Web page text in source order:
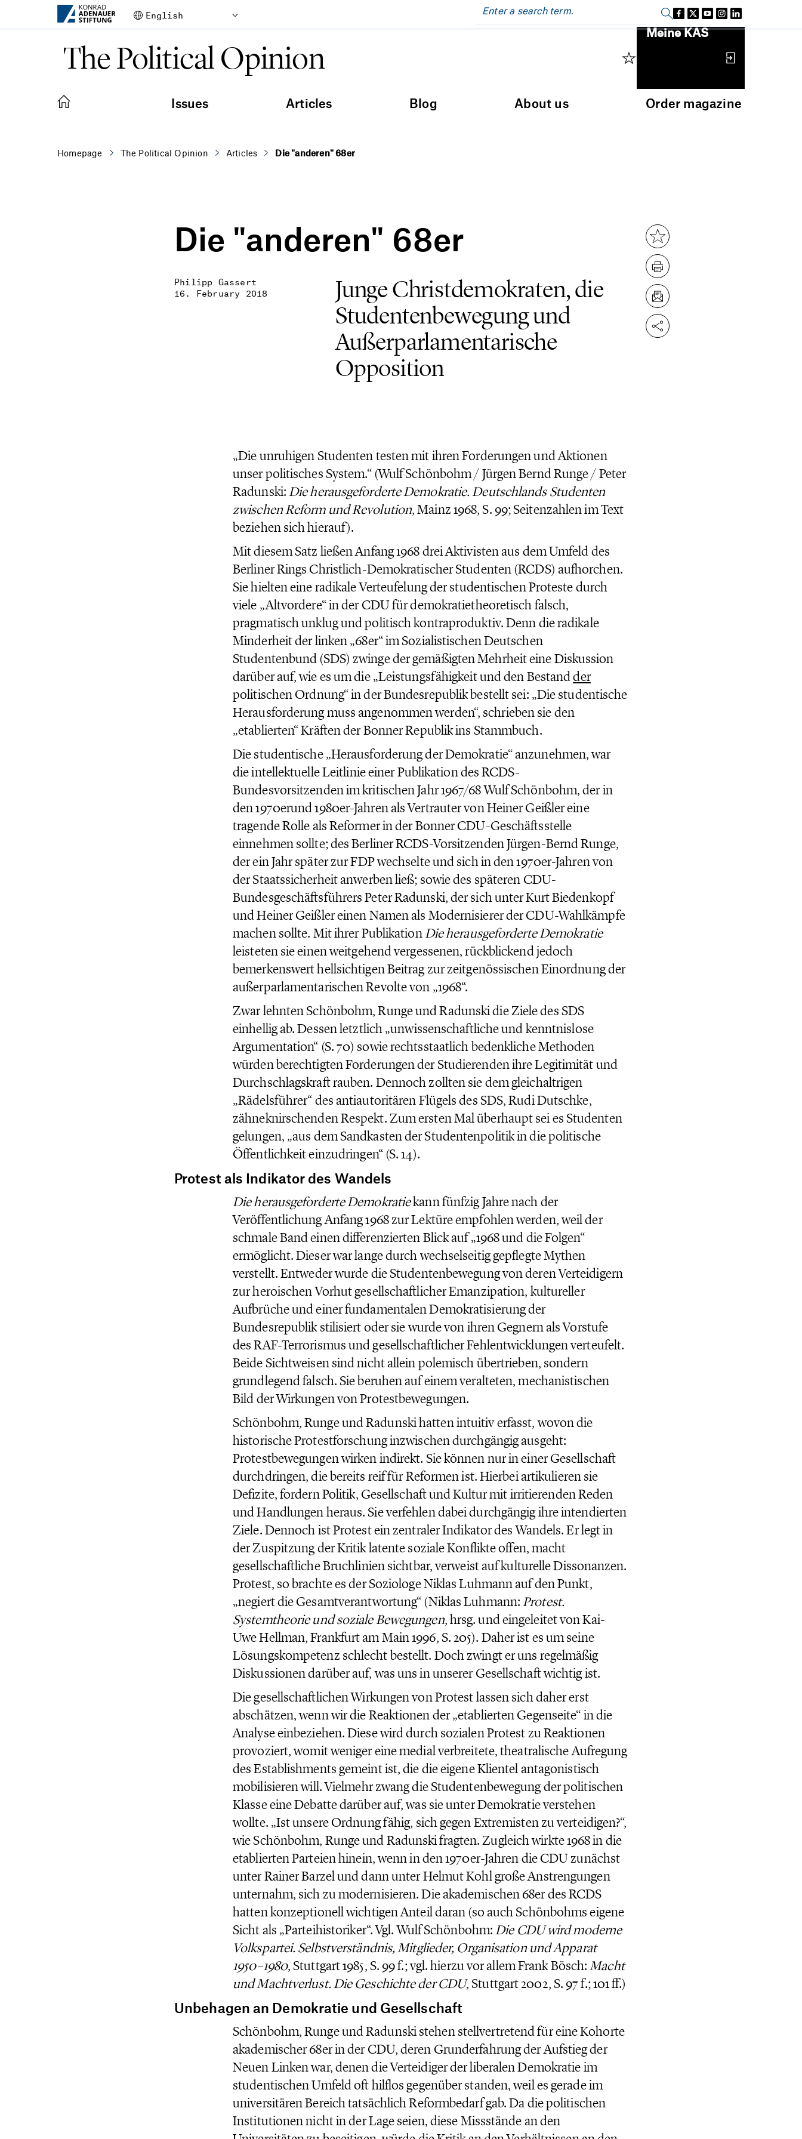
Skip to Main Content
The Political Opinion
Sign in
Meine KAS
Issues Articles Blog About us Order magazine
Homepage The Political Opinion Articles Die "anderen" 68er
Die "anderen" 68er
Philipp Gassert
16. February 2018
Junge Christdemokraten, die
Studentenbewegung und
Außerparlamentarische
Opposition
„Die unruhigen Studenten testen mit ihren Forderungen und Aktionen
unser politisches System.“ (Wulf Schönbohm / Jürgen Bernd Runge / Peter
Radunski:Die herausgeforderte Demokratie. Deutschlands Studenten
zwischen Reform und Revolution, Mainz 1968, S. 99; Seitenzahlen im Text
beziehen sich hierauf).
Mit diesem Satz ließen Anfang 1968 drei Aktivisten aus dem Umfeld des
Berliner Rings Christlich-Demokratischer Studenten (RCDS) aufhorchen.
Sie hielten eine radikale Verteufelung der studentischen Proteste durch
viele „Altvordere“ in der CDU für demokratietheoretisch falsch,
pragmatisch unklug und politisch kontraproduktiv. Denn die radikale
Minderheit der linken „68er“ im Sozialistischen Deutschen
Studentenbund (SDS) zwinge der gemäßigten Mehrheit eine Diskussion
darüber auf, wie es um die „Leistungsfähigkeit und den Bestandder
politischen Ordnung“ in der Bundesrepublik bestellt sei: „Die studentische
Herausforderung muss angenommen werden“, schrieben sie den
„etablierten“ Kräften der Bonner Republik ins Stammbuch.
Die studentische „Herausforderung der Demokratie“ anzunehmen, war
die intellektuelle Leitlinie einer Publikation des RCDS-
Bundesvorsitzenden im kritischen Jahr 1967/68 Wulf Schönbohm, der in
den 1970erund 1980er-Jahren als Vertrauter von Heiner Geißler eine
tragende Rolle als Reformer in der Bonner CDU-Geschäftsstelle
einnehmen sollte; des Berliner RCDS-Vorsitzenden Jürgen-Bernd Runge,
der ein Jahr später zur FDP wechselte und sich in den 1970er-Jahren von
der Staatssicherheit anwerben ließ; sowie des späteren CDU-
Bundesgeschäftsführers Peter Radunski, der sich unter Kurt Biedenkopf
und Heiner Geißler einen Namen als Modernisierer der CDU-Wahlkämpfe
machen sollte. Mit ihrer PublikationDie herausgeforderte Demokratie
leisteten sie einen weitgehend vergessenen, rückblickend jedoch
bemerkenswert hellsichtigen Beitrag zur zeitgenössischen Einordnung der
außerparlamentarischen Revolte von „1968“.
Zwar lehnten Schönbohm, Runge und Radunski die Ziele des SDS
einhellig ab. Dessen letztlich „unwissenschaftliche und kenntnislose
Argumentation“ (S. 70) sowie rechtsstaatlich bedenkliche Methoden
würden berechtigten Forderungen der Studierenden ihre Legitimität und
Durchschlagskraft rauben. Dennoch zollten sie dem gleichaltrigen
„Rädelsführer“ des antiautoritären Flügels des SDS, Rudi Dutschke,
zähneknirschenden Respekt. Zum ersten Mal überhaupt sei es Studenten
gelungen, „aus dem Sandkasten der Studentenpolitik in die politische
Öffentlichkeit einzudringen“ (S. 14).
Protest als Indikator des Wandels
Die herausgeforderte Demokratiekann fünfzig Jahre nach der
Veröffentlichung Anfang 1968 zur Lektüre empfohlen werden, weil der
schmale Band einen differenzierten Blick auf „1968 und die Folgen“
ermöglicht. Dieser war lange durch wechselseitig gepflegte Mythen
verstellt. Entweder wurde die Studentenbewegung von deren Verteidigern
zur heroischen Vorhut gesellschaftlicher Emanzipation, kultureller
Aufbrüche und einer fundamentalen Demokratisierung der
Bundesrepublik stilisiert oder sie wurde von ihren Gegnern als Vorstufe
des RAF-Terrorismus und gesellschaftlicher Fehlentwicklungen verteufelt.
Beide Sichtweisen sind nicht allein polemisch übertrieben, sondern
grundlegend falsch. Sie beruhen auf einem veralteten, mechanistischen
Bild der Wirkungen von Protestbewegungen.
Schönbohm, Runge und Radunski hatten intuitiv erfasst, wovon die
historische Protestforschung inzwischen durchgängig ausgeht:
Protestbewegungen wirken indirekt. Sie können nur in einer Gesellschaft
durchdringen, die bereits reif für Reformen ist. Hierbei artikulieren sie
Defizite, fordern Politik, Gesellschaft und Kultur mit irritierenden Reden
und Handlungen heraus. Sie verfehlen dabei durchgängig ihre intendierten
Ziele. Dennoch ist Protest ein zentraler Indikator des Wandels. Er legt in
der Zuspitzung der Kritik latente soziale Konflikte offen, macht
gesellschaftliche Bruchlinien sichtbar, verweist auf kulturelle Dissonanzen.
Protest, so brachte es der Soziologe Niklas Luhmann auf den Punkt,
„negiert die Gesamtverantwortung“ (Niklas Luhmann:Protest.
Systemtheorie und soziale Bewegungen, hrsg. und eingeleitet von Kai-
Uwe Hellman, Frankfurt am Main 1996, S. 205). Daher ist es um seine
Lösungskompetenz schlecht bestellt. Doch zwingt er uns regelmäßig
Diskussionen darüber auf, was uns in unserer Gesellschaft wichtig ist.
Die gesellschaftlichen Wirkungen von Protest lassen sich daher erst
abschätzen, wenn wir die Reaktionen der „etablierten Gegenseite“ in die
Analyse einbeziehen. Diese wird durch sozialen Protest zu Reaktionen
provoziert, womit weniger eine medial verbreitete, theatralische Aufregung
des Establishments gemeint ist, die die eigene Klientel antagonistisch
mobilisieren will. Vielmehr zwang die Studentenbewegung der politischen
Klasse eine Debatte darüber auf, was sie unter Demokratie verstehen
wollte. „Ist unsere Ordnung fähig, sich gegen Extremisten zu verteidigen?“,
wie Schönbohm, Runge und Radunski fragten. Zugleich wirkte 1968 in die
etablierten Parteien hinein, wenn in den 1970er-Jahren die CDU zunächst
unter Rainer Barzel und dann unter Helmut Kohl große Anstrengungen
unternahm, sich zu modernisieren. Die akademischen 68er des RCDS
hatten konzeptionell wichtigen Anteil daran (so auch Schönbohms eigene
Sicht als „Parteihistoriker“. Vgl. Wulf Schönbohm:Die CDU wird moderne
Volkspartei. Selbstverständnis, Mitglieder, Organisation und Apparat
1950–1980, Stuttgart 1985, S. 99 f.; vgl. hierzu vor allem Frank Bösch:Macht
und Machtverlust. Die Geschichte der CDU, Stuttgart 2002, S. 97 f.; 101 ff.)
Unbehagen an Demokratie und Gesellschaft
Schönbohm, Runge und Radunski stehen stellvertretend für eine Kohorte
akademischer 68er in der CDU, deren Grunderfahrung der Aufstieg der
Neuen Linken war, denen die Verteidiger der liberalen Demokratie im
studentischen Umfeld oft hilflos gegenüber standen, weil es gerade im
universitären Bereich tatsächlich Reformbedarf gab. Da die politischen
Institutionen nicht in der Lage seien, diese Missstände an den